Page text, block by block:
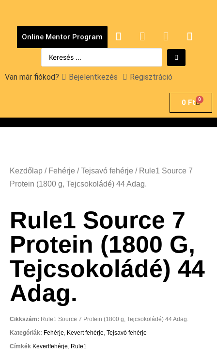
Online Mentor Program
Van már fiókod? Bejelentkezés Regisztráció
0 Ft 0
Kezdőlap / Fehérje /Tejsavó fehérje / Rule1 Source 7
Protein (1800 g, Tejcsokoládé) 44 Adag.
Rule1 Source 7
Protein (1800 G,
Tejcsokoládé) 44
Adag.
Cikkszám: Rule1 Source 7 Protein (1800 g, Tejcsokoládé) 44 Adag.
Kategóriák: Fehérje, Kevert fehérje, Tejsavó fehérje
Címkék Kevertfehérje, Rule1